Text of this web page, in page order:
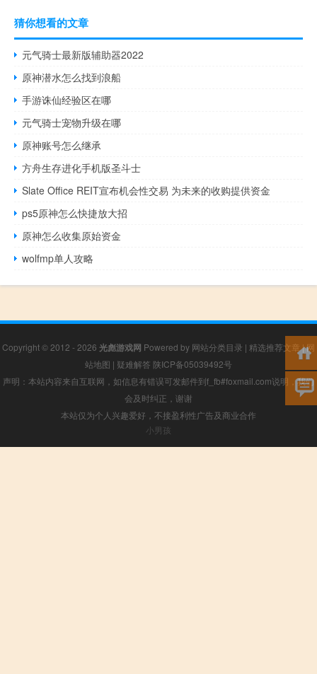
猜你想看的文章
元气骑士最新版辅助器2022
原神潜水怎么找到浪船
手游诛仙经验区在哪
元气骑士宠物升级在哪
原神账号怎么继承
方舟生存进化手机版圣斗士
Slate Office REIT宣布机会性交易 为未来的收购提供资金
ps5原神怎么快捷放大招
原神怎么收集原始资金
wolfmp单人攻略
Copyright © 2012 - 2026 光彪游戏网 Powered by 网站分类目录 | 精选推荐文章 |网
站地图 | 疑难解答 陕ICP备05039492号
声明：本站内容来自互联网，如信息有错误可发邮件到f_fb#foxmail.com说明，我们
会及时纠正，谢谢
本站仅为个人兴趣爱好，不接盈利性广告及商业合作
小男孩